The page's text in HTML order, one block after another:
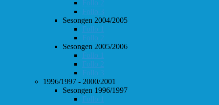
Follo 2
Follo 3
Sesongen 2004/2005
Follo 1
Follo 2
Sesongen 2005/2006
Follo 1
Follo 2
Follo 3
1996/1997 - 2000/2001
Sesongen 1996/1997
Follo 1